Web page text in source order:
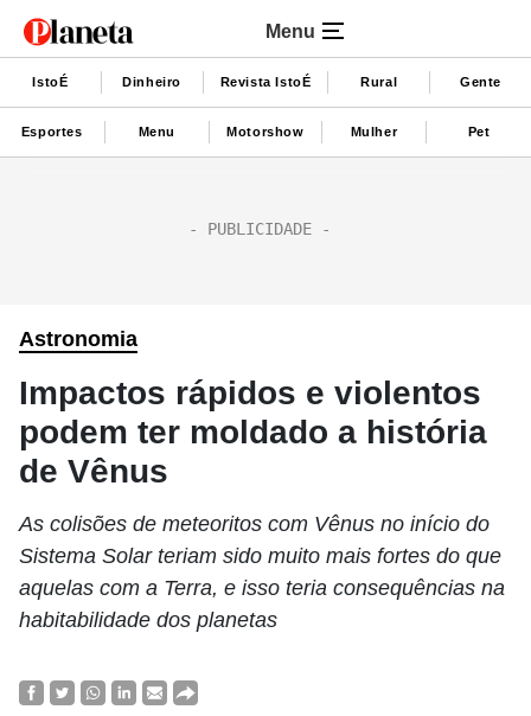
Menu
IstoÉ Dinheiro Revista IstoÉ Rural Gente
Esportes Menu Motorshow Mulher Pet
Astronomia
Impactos rápidos e violentos
podem ter moldado a história
de Vênus
As colisões de meteoritos com Vênus no início do
Sistema Solar teriam sido muito mais fortes do que
aquelas com a Terra, e isso teria consequências na
habitabilidade dos planetas